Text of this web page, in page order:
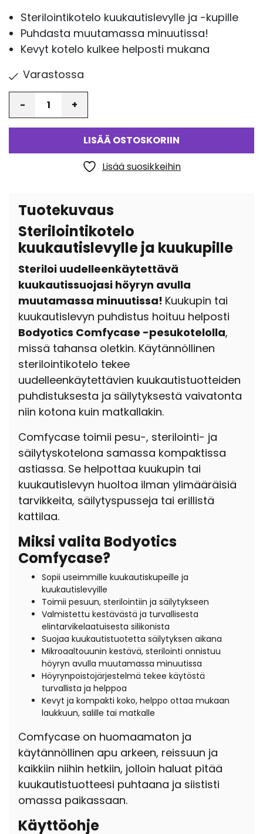
Sterilointikotelo kuukautislevylle ja -kupille
Puhdasta muutamassa minuutissa!
Kevyt kotelo kulkee helposti mukana
Varastossa
LISÄÄ OSTOSKORIIN
Lisää suosikkeihin
Tuotekuvaus
Sterilointikotelo
kuukautislevylle ja kuukupille
Steriloi uudelleenkäytettävä
kuukautissuojasi höyryn avulla
muutamassa minuutissa! Kuukupin tai
kuukautislevyn puhdistus hoituu helposti
Bodyotics Comfycase -pesukotelolla,
missä tahansa oletkin. Käytännöllinen
sterilointikotelo tekee
uudelleenkäytettävien kuukautistuotteiden
puhdistuksesta ja säilytyksestä vaivatonta
niin kotona kuin matkallakin.
Comfycase toimii pesu-, sterilointi- ja
säilytyskotelona samassa kompaktissa
astiassa. Se helpottaa kuukupin tai
kuukautislevyn huoltoa ilman ylimääräisiä
tarvikkeita, säilytyspusseja tai erillistä
kattilaa.
Miksi valita Bodyotics
Comfycase?
Sopii useimmille kuukautiskupeille ja
kuukautislevyille
Toimii pesuun, sterilointiin ja säilytykseen
Valmistettu kestävästä ja turvallisesta
elintarvikelaatuisesta silikonista
Suojaa kuukautistuotetta säilytyksen aikana
Mikroaaltouunin kestävä, sterilointi onnistuu
höyryn avulla muutamassa minuutissa
Höyrynpoistojärjestelmä tekee käytöstä
turvallista ja helppoa
Kevyt ja kompakti koko, helppo ottaa mukaan
laukkuun, salille tai matkalle
Comfycase on huomaamaton ja
käytännöllinen apu arkeen, reissuun ja
kaikkiin niihin hetkiin, jolloin haluat pitää
kuukautistuotteesi puhtaana ja siististi
omassa paikassaan.
Käyttöohje